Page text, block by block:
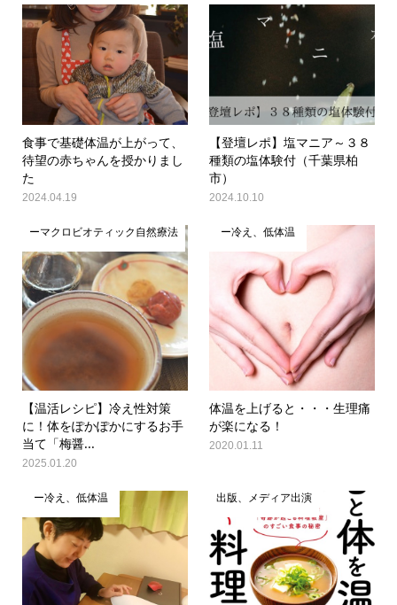
食事で基礎体温が上がって、
待望の赤ちゃんを授かりまし
た
2024.04.19
【登壇レポ】塩マニア～３８
種類の塩体験付（千葉県柏
市）
2024.10.10
ーマクロビオティック自然療法
【温活レシピ】冷え性対策
に！体をぽかぽかにするお手
当て「梅醤...
2025.01.20
ー冷え、低体温
体温を上げると・・・生理痛
が楽になる！
2020.01.11
ー冷え、低体温 出版、メディア出演